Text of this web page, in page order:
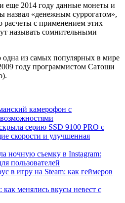
еще 2014 году данные монеты и
назвал «денежным суррогатом»,
расчеты с применением этих
называть сомнительными
из самых популярных в мире
году программистом Сатоши
камерофон с
серию SSD 9100 PRO с
скорости и улучшенная
ночную съемку в Instagram:
пользователей
в игру на Steam: как геймеров
менялись вкусы невест с